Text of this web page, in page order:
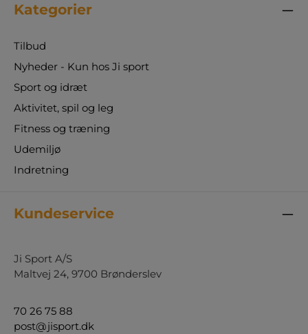
Kategorier
Tilbud
Nyheder - Kun hos Ji sport
Sport og idræt
Aktivitet, spil og leg
Fitness og træning
Udemiljø
Indretning
Kundeservice
Ji Sport A/S
Maltvej 24, 9700 Brønderslev
70 26 75 88
post@jisport.dk